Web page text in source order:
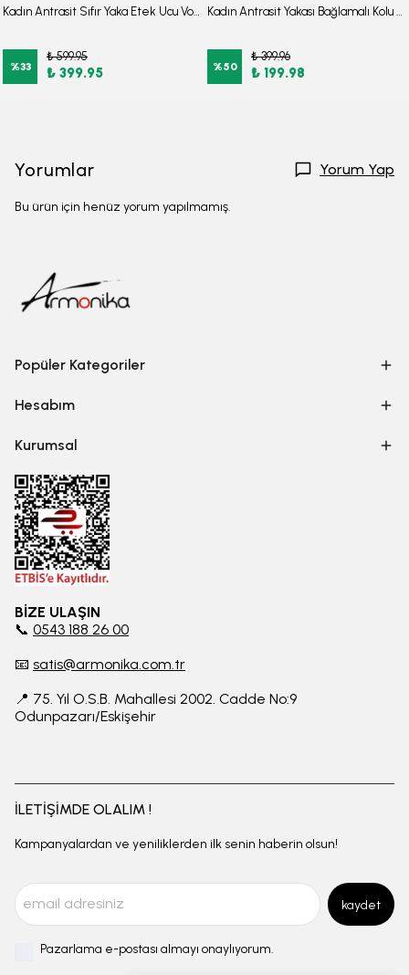
%33
₺ 599.95
₺ 399.95 %50
₺ 399.96
₺ 199.98
Yorumlar Yorum Yap
Bu ürün için henüz yorum yapılmamış.
Popüler Kategoriler
Hesabım
Kurumsal
BİZE ULAŞIN
📞 0543 188 26 00
📧 satis@armonika.com.tr
📍 75. Yıl O.S.B. Mahallesi 2002. Cadde No:9
Odunpazarı/Eskişehir
İLETİŞİMDE OLALIM !
Kampanyalardan ve yeniliklerden ilk senin haberin olsun!
kaydet
Pazarlama e-postası almayı onaylıyorum.